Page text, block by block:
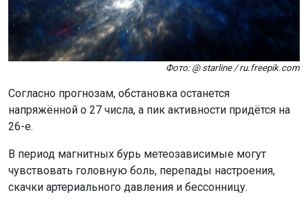
Фото: @ starline / ru.freepik.com
Согласно прогнозам, обстановка останется
напряжённой о 27 числа, а пик активности придётся на
26-е.
В период магнитных бурь метеозависимые могут
чувствовать головную боль, перепады настроения,
скачки артериального давления и бессонницу.